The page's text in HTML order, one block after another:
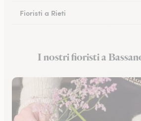
Fioristi a Rieti
Fioristi a Anzio
I nostri fioristi a